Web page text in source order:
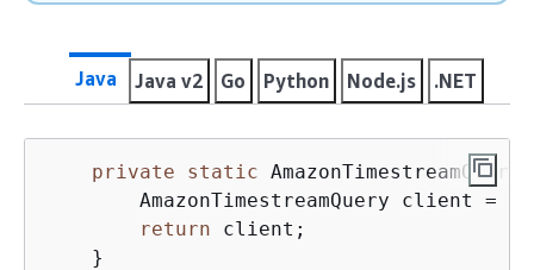
Java Java v2 Go Python Node.js .NET
private static AmazonTimestreamQuery
AmazonTimestreamQuery client =
return client;
    }